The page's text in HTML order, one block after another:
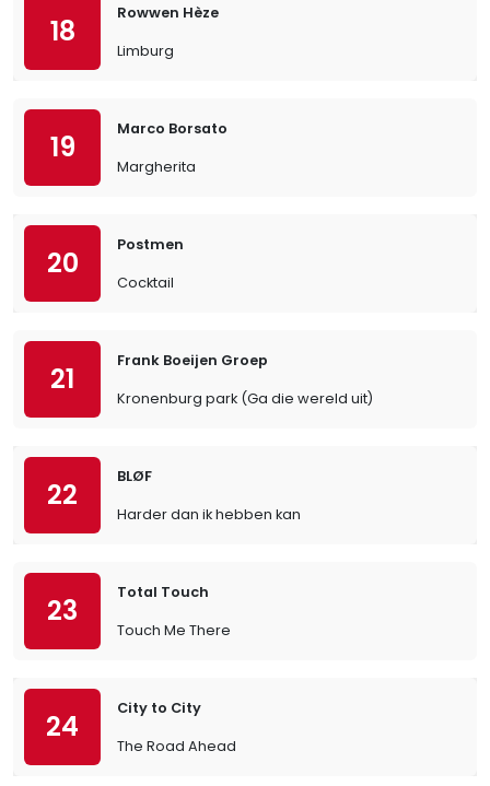
18
Rowwen Hèze
Limburg
19
Marco Borsato
Margherita
20
Postmen
Cocktail
21
Frank Boeijen Groep
Kronenburg park (Ga die wereld uit)
22
BLØF
Harder dan ik hebben kan
23
Total Touch
Touch Me There
24
City to City
The Road Ahead